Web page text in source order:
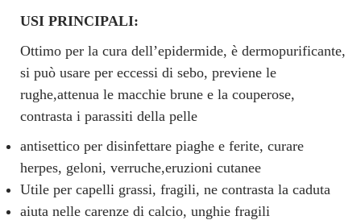
USI PRINCIPALI:
Ottimo per la cura dell’epidermide, è dermopurificante,
si può usare per eccessi di sebo, previene le
rughe,attenua le macchie brune e la couperose,
contrasta i parassiti della pelle
antisettico per disinfettare piaghe e ferite, curare
herpes, geloni, verruche,eruzioni cutanee
Utile per capelli grassi, fragili, ne contrasta la caduta
aiuta nelle carenze di calcio, unghie fragili